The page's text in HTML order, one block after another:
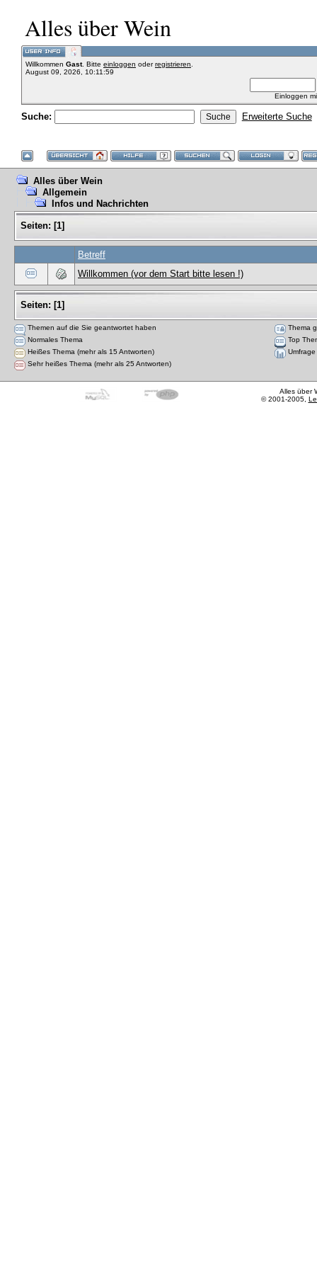
Alles über Wein
Willkommen Gast. Bitte einloggen oderregistrieren
August 09, 2026, 10:11:59
Einloggen
Suche: Erweiterte Suche
Alles über Wein
Allgemein
Infos und Nachrichten
Seiten: [1]
Betreff
Willkommen (vor dem Start bitte lesen !)
Seiten: [1]
Themen auf die Sie geantwortet haben
Normales Thema
Heißes Thema (mehr als 15 Antworten)
Sehr heißes Thema (mehr als 25 Antworten)
Thema
Top
Umfrage
Alles über
© 2001-2005,